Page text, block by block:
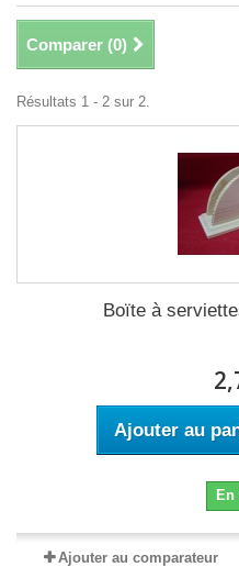
Comparer (0)
Résultats 1 - 2 sur 2.
Boïte à
Ajouter au
En
Ajouter au comparateur